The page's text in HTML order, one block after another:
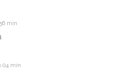
min
04 min